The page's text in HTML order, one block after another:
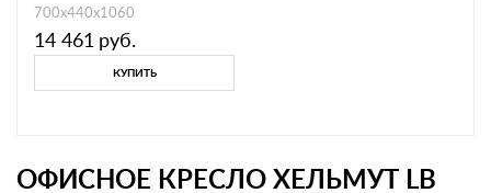
700х440х1060
14 461 руб.
КУПИТЬ
ОФИСНОЕ КРЕСЛО ХЕЛЬМУТ LB